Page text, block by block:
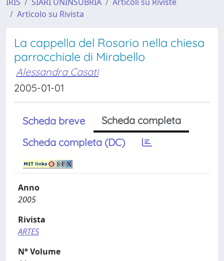
Articolo su Rivista
La cappella del Rosario nella chiesa
parrocchiale di Mirabello
Alessandra Casati
2005-01-01
Scheda breve
Scheda completa
Scheda completa (DC)
Anno
2005
Rivista
ARTES
N° Volume